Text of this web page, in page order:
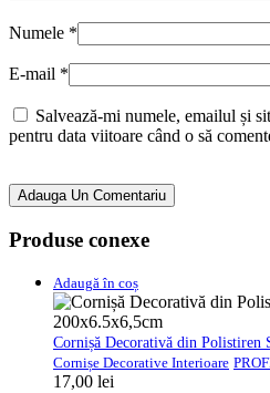
Numele *
E-mail *
Salvează-mi numele, emailul și
pentru data viitoare când o să
Adauga Un Comentariu
Produse conexe
Adaugă în coș
Cornișă Decorativă din Polistiren
Cornișe Decorative Interioare
17,00 lei